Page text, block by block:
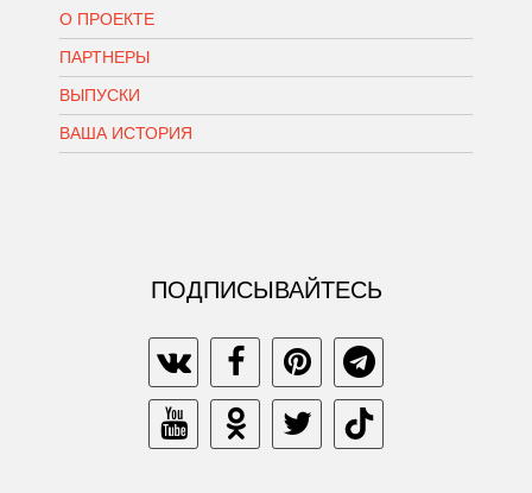
О ПРОЕКТЕ
ПАРТНЕРЫ
ВЫПУСКИ
ВАША ИСТОРИЯ
ПОДПИСЫВАЙТЕСЬ